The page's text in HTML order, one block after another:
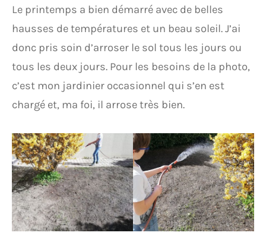
Le printemps a bien démarré avec de belles
hausses de températures et un beau soleil. J’ai
donc pris soin d’arroser le sol tous les jours ou
tous les deux jours. Pour les besoins de la photo,
c’est mon jardinier occasionnel qui s’en est
chargé et, ma foi, il arrose très bien.